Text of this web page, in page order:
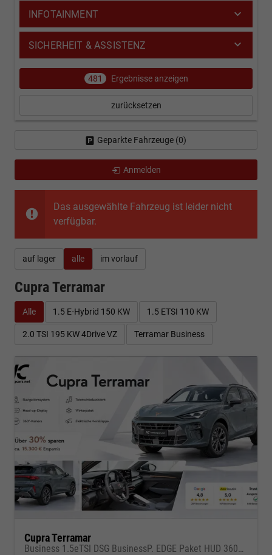
Das ausgewählte Fahrzeug ist leider nicht
verfügbar.
auf lager alle im vorlauf
Cupra Terramar
Alle 1.5 E-Hybrid 150 KW 1.5 ETSI 110 KW
2.0 TSI 195 KW 4Drive VZ Terramar Business
Cupra Terramar
Business 1.5eTSI DSG BusinessP. EDGE Paket HUD 360Cam- DIGITAL DRIVE - INTELLIGENT L Gepäcktrennnetz
INFOTAINMENT
SICHERHEIT & ASSISTENZ
481 Ergebnisse anzeigen
zurücksetzen
Geparkte Fahrzeuge (0)
Anmelden